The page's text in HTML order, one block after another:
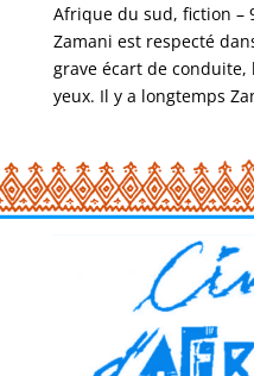
Afrique du sud, fiction –
Zamani est respecté
grave écart de
yeux. Il y a longtemps